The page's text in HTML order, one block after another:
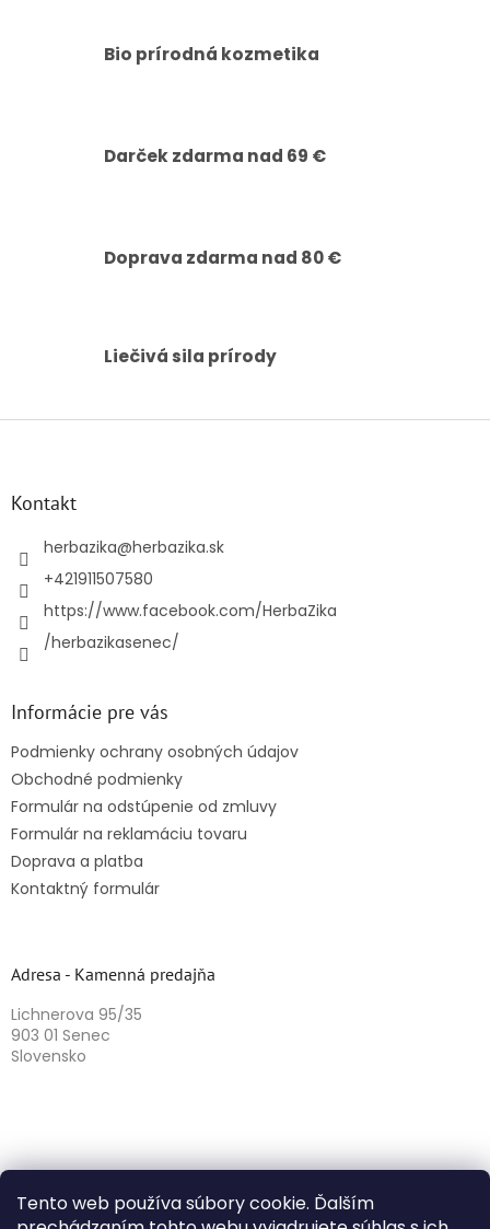
Tento web používa súbory cookie. Ďalším
d
e
p
y
v
s
Bio prírodná kozmetika
Darček zdarma nad 69 €
Doprava zdarma nad 80 €
Liečivá sila prírody
Kontakt
herbazika@herbazika.sk
+421911507580
https://www.facebook.com/HerbaZika
/herbazikasenec/
Informácie pre vás
Podmienky ochrany osobných údajov
Obchodné podmienky
Formulár na odstúpenie od zmluvy
Formulár na reklamáciu tovaru
Doprava a platba
Kontaktný formulár
Adresa - Kamenná predajňa
Lichnerova 95/35
903 01 Senec
Slovensko